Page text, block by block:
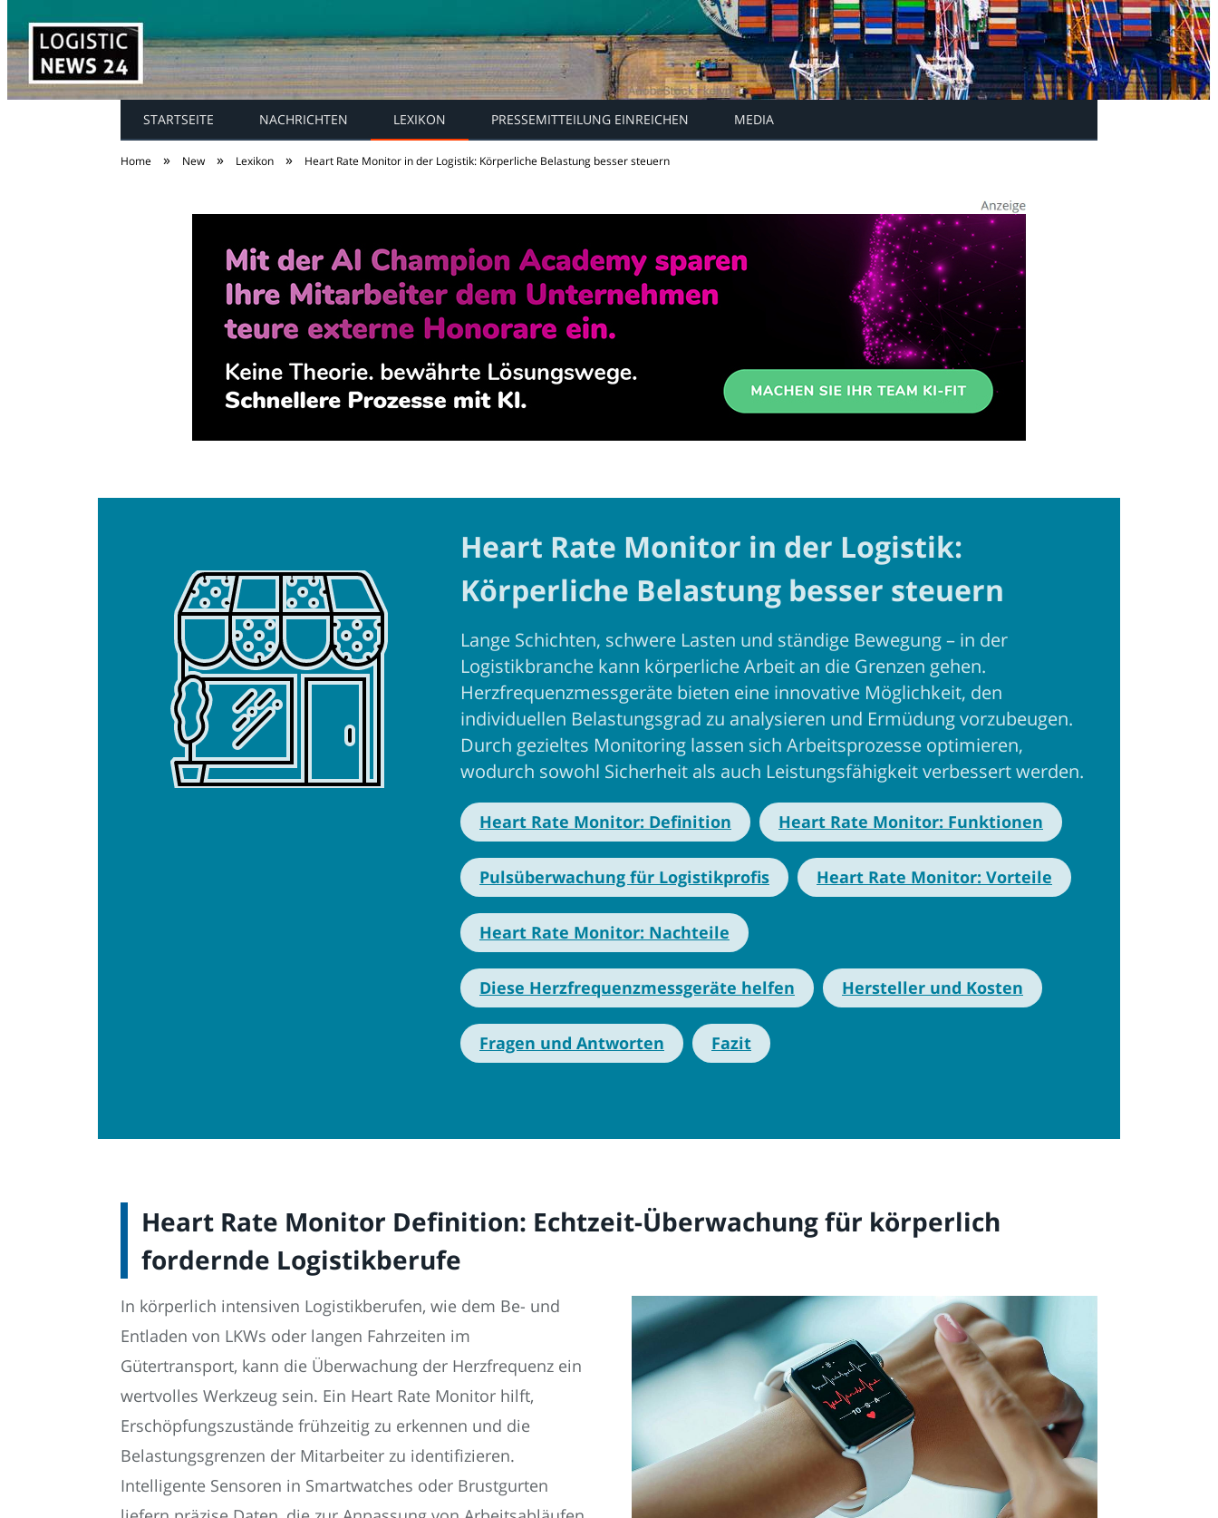
STARTSEITE NACHRICHTEN LEXIKON PRESSEMITTEILUNG EINREICHEN MEDIA
Home » New » Lexikon » Heart Rate Monitor in der Logistik: Körperliche Belastung besser steuern
Heart Rate Monitor in der Logistik:
Körperliche Belastung besser steuern
Lange Schichten, schwere Lasten und ständige Bewegung – in der
Logistikbranche kann körperliche Arbeit an die Grenzen gehen.
Herzfrequenzmessgeräte bieten eine innovative Möglichkeit, den
individuellen Belastungsgrad zu analysieren und Ermüdung vorzubeugen.
Durch gezieltes Monitoring lassen sich Arbeitsprozesse optimieren,
wodurch sowohl Sicherheit als auch Leistungsfähigkeit verbessert werden.
Heart Rate Monitor: Definition Heart Rate Monitor: Funktionen
Pulsüberwachung für Logistikprofis Heart Rate Monitor: Vorteile
Heart Rate Monitor: Nachteile
Diese Herzfrequenzmessgeräte helfen Hersteller und Kosten
Fragen und Antworten Fazit
Heart Rate Monitor Definition: Echtzeit-Überwachung für körperlich
fordernde Logistikberufe
In körperlich intensiven Logistikberufen, wie dem Be- und
Entladen von LKWs oder langen Fahrzeiten im
Gütertransport, kann die Überwachung der Herzfrequenz ein
wertvolles Werkzeug sein. Ein Heart Rate Monitor hilft,
Erschöpfungszustände frühzeitig zu erkennen und die
Belastungsgrenzen der Mitarbeiter zu identifizieren.
Intelligente Sensoren in Smartwatches oder Brustgurten